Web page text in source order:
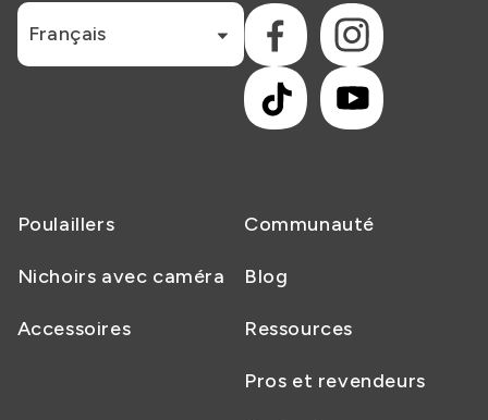
Poulaillers
Nichoirs avec caméra
Accessoires
Communauté
Blog
Ressources
Pros et revendeurs
Français
Facebook Instagram
TikTok YouTube